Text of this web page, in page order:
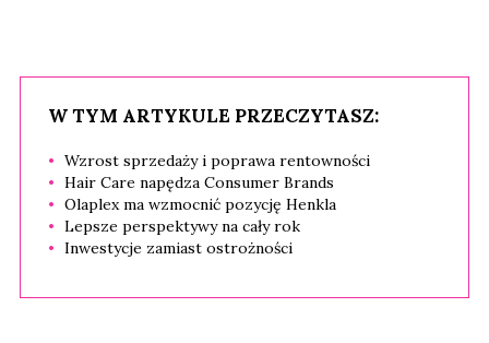
W TYM ARTYKULE PRZECZYTASZ:
Wzrost sprzedaży i poprawa rentowności
Hair Care napędza Consumer Brands
Olaplex ma wzmocnić pozycję Henkla
Lepsze perspektywy na cały rok
Inwestycje zamiast ostrożności